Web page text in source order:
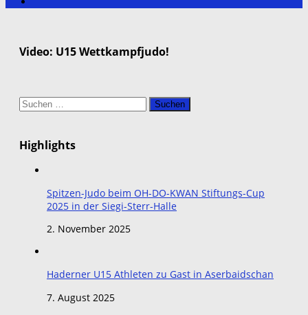
Video: U15 Wettkampfjudo!
Suchen
Highlights
Spitzen-Judo beim OH-DO-KWAN Stiftungs-Cup
2025 in der Siegi-Sterr-Halle
2. November 2025
Haderner U15 Athleten zu Gast in Aserbaidschan
7. August 2025